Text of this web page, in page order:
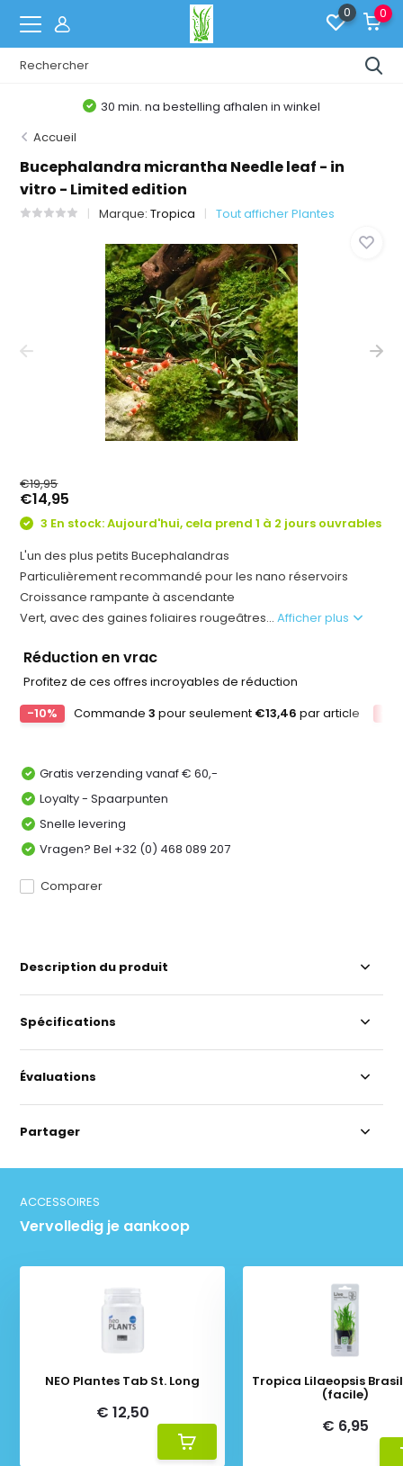
0 0
30 min. na bestelling afhalen in winkel
Accueil
Bucephalandra micrantha Needle leaf - in
vitro - Limited edition
Marque:Tropica Tout afficher Plantes
€19,95
€14,95
3 En stock: Aujourd'hui, cela prend 1 à 2 jours ouvrables
L'un des plus petits Bucephalandras
Particulièrement recommandé pour les nano réservoirs
Croissance rampante à ascendante
Vert, avec des gaines foliaires rougeâtres...Afficher plus
Réduction en vrac
Profitez de ces offres incroyables de réduction
-10%
Commande3 pour seulement €13,46 par article
Gratis verzending vanaf € 60,-
Loyalty - Spaarpunten
Snelle levering
Vragen? Bel +32 (0) 468 089 207
Comparer
Description du produit
Spécifications
Évaluations
Partager
ACCESSOIRES
Vervolledig je aankoop
NEO Plantes Tab St. Long
€ 12,50
Tropica Lilaeopsis
(facile)
€ 6,95